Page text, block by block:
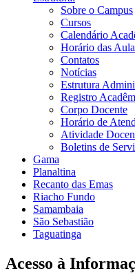
Sobre o Campus
Cursos
Calendário
Horário das
Contatos
Notícias
Estrutura
Registro
Corpo Docente
Horário de
Atividade
Boletins de
Gama
Planaltina
Recanto das Emas
Riacho Fundo
Samambaia
São Sebastião
Taguatinga
Acesso à